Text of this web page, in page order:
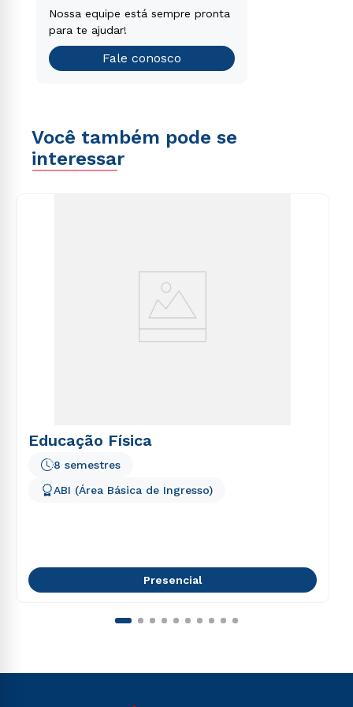
Encontre o curso de graduação
que é o ideal para você.
Teste vocacional
Nossa equipe está sempre pronta
para te ajudar!
Fale conosco
Você também pode se
interessar
Educação Física
8 semestres
ABI (Área Básica de Ingresso)
Presencial